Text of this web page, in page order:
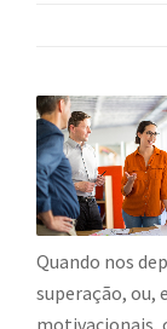
Quando nos
superação, ou,
motivacionais,